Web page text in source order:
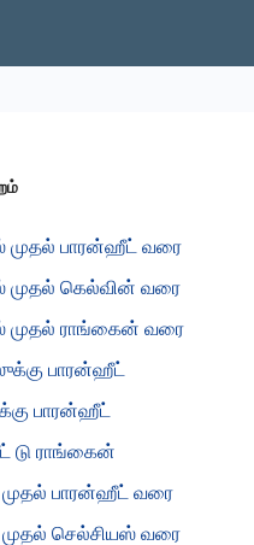
முதல் பாரன்ஹீட் வரை
முதல் கெல்வின் வரை
முதல் ராங்கைன் வரை
பாரன்ஹீட்
பாரன்ஹீட்
டு ராங்கைன்
பாரன்ஹீட் வரை
செல்சியஸ் வரை